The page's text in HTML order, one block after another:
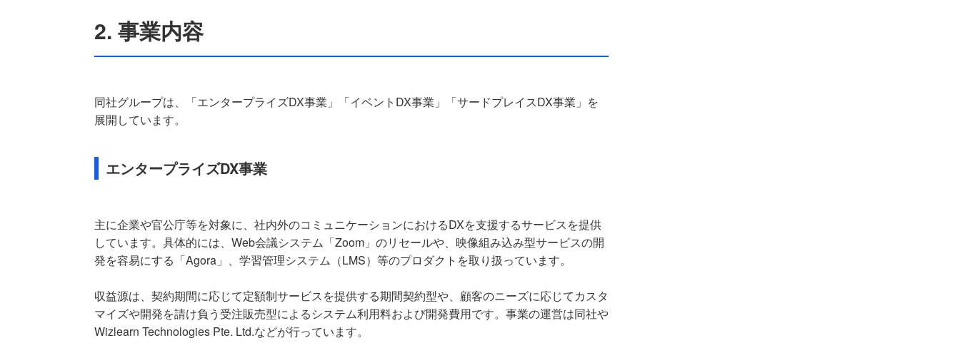
2. 事業内容
同社グループは、「エンタープライズDX事業」「イベントDX事業」「サードプレイスDX事業」を
展開しています。
エンタープライズDX事業
主に企業や官公庁等を対象に、社内外のコミュニケーションにおけるDXを支援するサービスを提供
しています。具体的には、Web会議システム「Zoom」のリセールや、映像組み込み型サービスの開
発を容易にする「Agora」、学習管理システム（LMS）等のプロダクトを取り扱っています。
収益源は、契約期間に応じて定額制サービスを提供する期間契約型や、顧客のニーズに応じてカスタ
マイズや開発を請け負う受注販売型によるシステム利用料および開発費用です。事業の運営は同社や
Wizlearn Technologies Pte. Ltd.などが行っています。